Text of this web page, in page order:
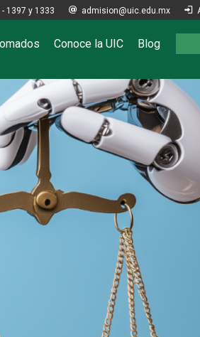
1397 y 1333  admision@uic.edu.mx 
Conoce la UIC Blog